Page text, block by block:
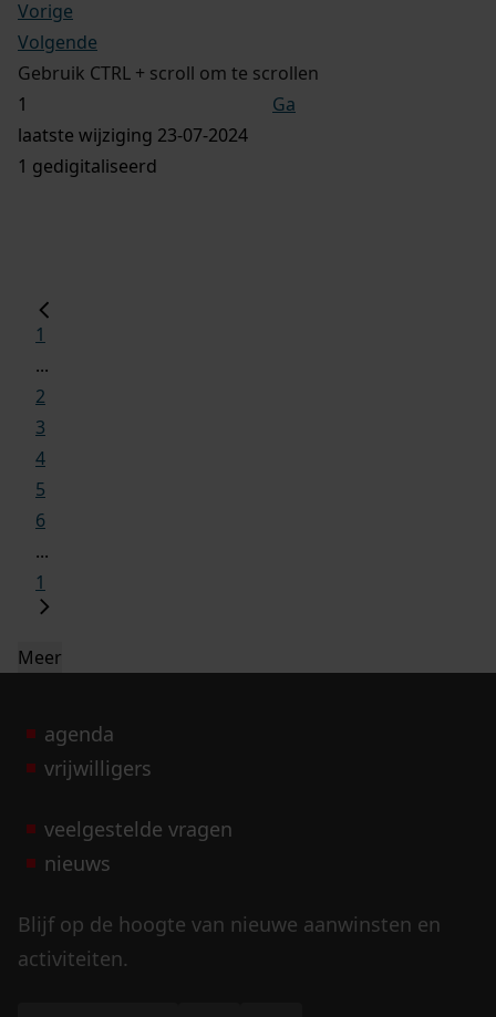
Vorige
Volgende
Gebruik CTRL + scroll om te scrollen
Ga
laatste wijziging 23-07-2024
1 gedigitaliseerd
1
...
2
3
4
5
6
...
1
Meer
agenda
vrijwilligers
veelgestelde vragen
nieuws
Blijf op de hoogte van nieuwe aanwinsten en
activiteiten.